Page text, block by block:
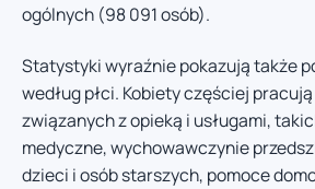
ogólnych (98 091 osób).
Statystyki wyraźnie pokazują także
według płci. Kobiety częściej
związanych z opieką i usługami,
medyczne, wychowawczynie
dzieci i osób starszych, pomoce